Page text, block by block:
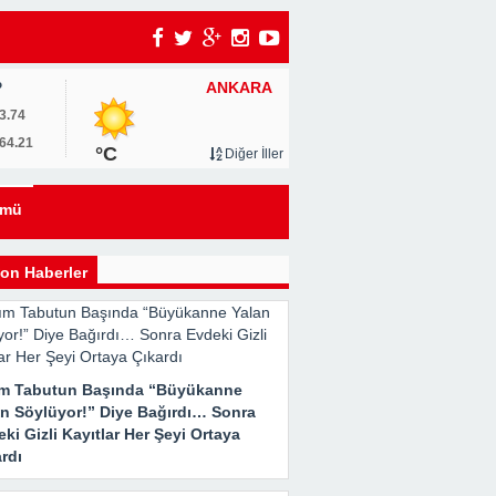
ANKARA
°C Diğer İller
Haberler
Tabutun Başında “Büyükanne
Söylüyor!” Diye Bağırdı… Sonra
Gizli Kayıtlar Her Şeyi Ortaya